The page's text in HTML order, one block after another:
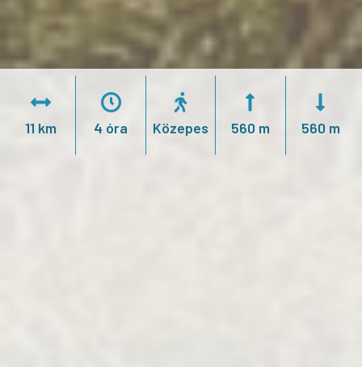
11 km 4 óra Közepes 560 m 560 m